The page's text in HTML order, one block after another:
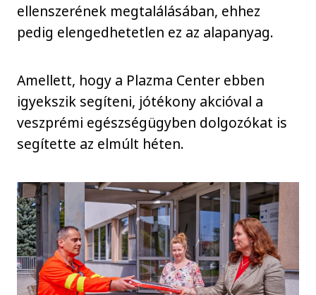
ellenszerének megtalálásában, ehhez
pedig elengedhetetlen ez az alapanyag.
Amellett, hogy a Plazma Center ebben
igyekszik segíteni, jótékony akcióval a
veszprémi egészségügyben dolgozókat is
segítette az elmúlt héten.